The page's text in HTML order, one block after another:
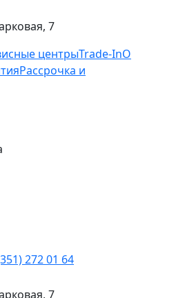
7
центрыTrade-InО
Рассрочка и
272 01 64
7